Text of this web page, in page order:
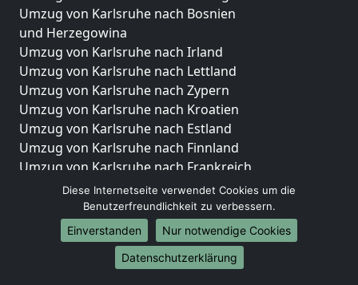
Umzug von Karlsruhe nach Bosnien
und Herzegowina
Umzug von Karlsruhe nach Irland
Umzug von Karlsruhe nach Lettland
Umzug von Karlsruhe nach Zypern
Umzug von Karlsruhe nach Kroatien
Umzug von Karlsruhe nach Estland
Umzug von Karlsruhe nach Finnland
Umzug von Karlsruhe nach Frankreich
Umzug von Karlsruhe nach Griechenland
Umzug von Karlsruhe nach Italien
Umzug von Karlsruhe nach Liechtenstein
Umzug von Karlsruhe nach Luxemburg
Umzug von Karlsruhe nach Niederlande
Diese Internetseite verwendet Cookies um die
Benutzerfreundlichkeit zu verbessern.
Einverstanden
Nur notwendige Cookies
Datenschutzerklärung